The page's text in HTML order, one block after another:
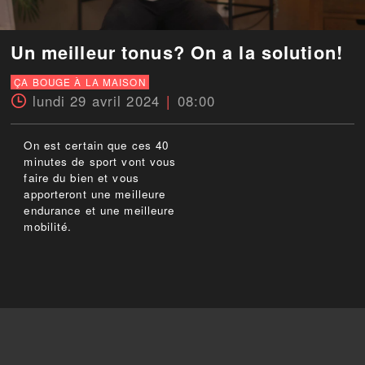
Un meilleur tonus? On a la solution!
ÇA BOUGE À LA MAISON
lundi 29 avril 2024 08:00
On est certain que ces 40
minutes de sport vont vous
faire du bien et vous
apporteront une meilleure
endurance et une meilleure
mobilité.